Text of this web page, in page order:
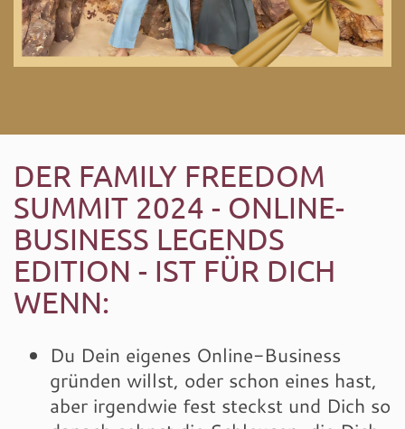
DER FAMILY FREEDOM
SUMMIT 2024 - ONLINE-
BUSINESS LEGENDS
EDITION - IST FÜR DICH
WENN:
Du Dein eigenes Online-Business
gründen willst, oder schon eines hast,
aber irgendwie fest steckst und Dich so